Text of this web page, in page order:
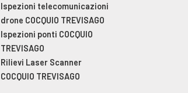
Ispezioni telecomunicazioni
drone COCQUIO TREVISAGO
Ispezioni ponti COCQUIO
TREVISAGO
Rilievi Laser Scanner
COCQUIO TREVISAGO